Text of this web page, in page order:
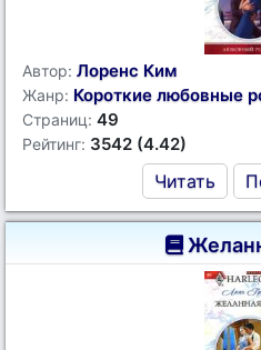
Автор: Лоренс Ким
Жанр: Короткие любовные
Страниц: 49
Рейтинг: 3542 (4.42)
Читать